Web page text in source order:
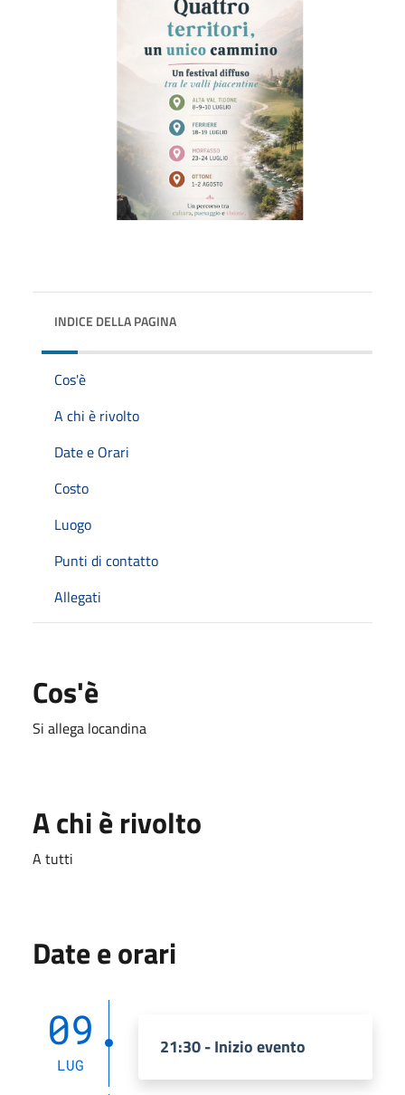
INDICE DELLA PAGINA
Cos'è
A chi è rivolto
Date e Orari
Costo
Luogo
Punti di contatto
Allegati
Cos'è
Si allega locandina
A chi è rivolto
A tutti
Date e orari
09
LUG
21:30 - Inizio evento